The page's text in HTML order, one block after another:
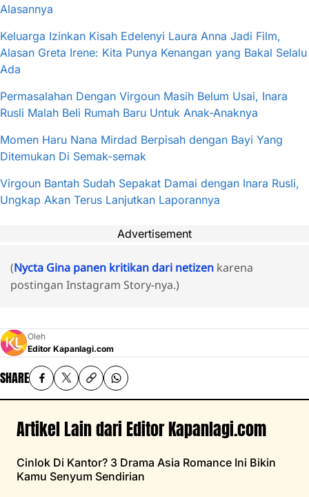
Alasannya
Keluarga Izinkan Kisah Edelenyi Laura Anna Jadi Film,
Alasan Greta Irene: Kita Punya Kenangan yang Bakal Selalu
Ada
Permasalahan Dengan Virgoun Masih Belum Usai, Inara
Rusli Malah Beli Rumah Baru Untuk Anak-Anaknya
Momen Haru Nana Mirdad Berpisah dengan Bayi Yang
Ditemukan Di Semak-semak
Virgoun Bantah Sudah Sepakat Damai dengan Inara Rusli,
Ungkap Akan Terus Lanjutkan Laporannya
Advertisement
(Nycta Gina panen kritikan dari netizen karena
postingan Instagram Story-nya.)
Oleh
Editor Kapanlagi.com
SHARE
Artikel Lain dari Editor Kapanlagi.com
Cinlok Di Kantor? 3 Drama Asia Romance Ini Bikin
Kamu Senyum Sendirian